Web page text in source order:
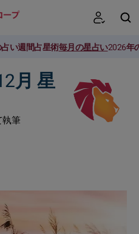
い週間占星術毎月の星占い2026年
月 星
執筆